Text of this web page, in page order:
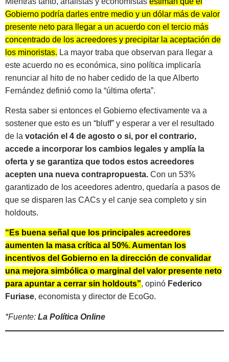
Gobierno podría darles entre medio y un dólar más de valor
presente neto para llegar a un acuerdo con el tercio más
concentrado de los acreedores y precipitar la aceptación de
los minoristas. La mayor traba que observan para llegar a
este acuerdo no es económica, sino política implicaría
renunciar al hito de no haber cedido de la que Alberto
Fernández definió como la “última oferta”.
Resta saber si entonces el Gobierno efectivamente va a
sostener que esto es un “bluff” y esperar a ver el resultado
de la votación el 4 de agosto o si, por el contrario,
accede a incorporar los cambios legales y amplía la
oferta y se garantiza que todos estos acreedores
acepten una nueva contrapropuesta. Con un 53%
garantizado de los aceedores adentro, quedaría a pasos de
que se disparen las CACs y el canje sea completo y sin
holdouts.
“Es buena señal que los principales acreedores
aumenten la masa crítica al 50%. Aumentan los
incentivos del Gobierno en la dirección de convalidar
una mejora simbólica o marginal del valor presente neto
para apuntar a cerrar sin holdouts”, opinó Federico
Furiase, economista y director de EcoGo.
*Fuente: La Política Online